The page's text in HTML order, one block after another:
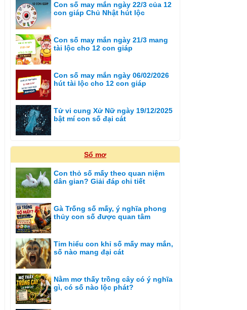
Con số may mắn ngày 22/3 của 12
con giáp Chủ Nhật hút lộc
Con số may mắn ngày 21/3 mang
tài lộc cho 12 con giáp
Con số may mắn ngày 06/02/2026
hút tài lộc cho 12 con giáp
Tử vi cung Xử Nữ ngày 19/12/2025
bật mí con số đại cát
Sổ mơ
Con thỏ số mấy theo quan niệm
dân gian? Giải đáp chi tiết
Gà Trống số mấy, ý nghĩa phong
thủy con số được quan tâm
Tim hiểu con khỉ số mấy may mắn,
số nào mang đại cát
Nằm mơ thấy trồng cây có ý nghĩa
gì, có số nào lộc phát?